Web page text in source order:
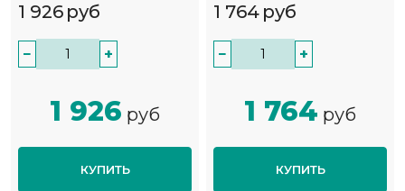
1 926 руб
− +
1 926 руб
КУПИТЬ
1 764 руб
− +
1 764 руб
КУПИТЬ